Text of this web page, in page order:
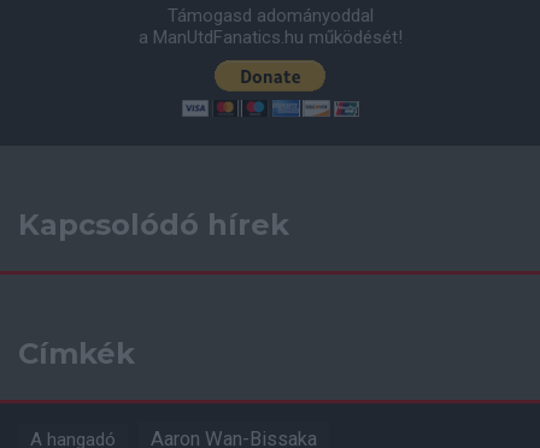
Támogasd adományoddal
a ManUtdFanatics.hu működését!
Kapcsolódó hírek
Címkék
A hangadó Aaron Wan-Bissaka